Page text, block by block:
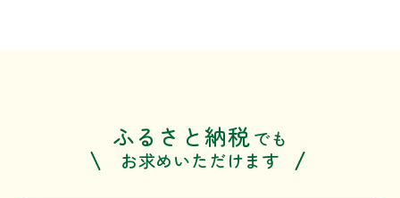
ふるさと納税でも
お求めいただけます